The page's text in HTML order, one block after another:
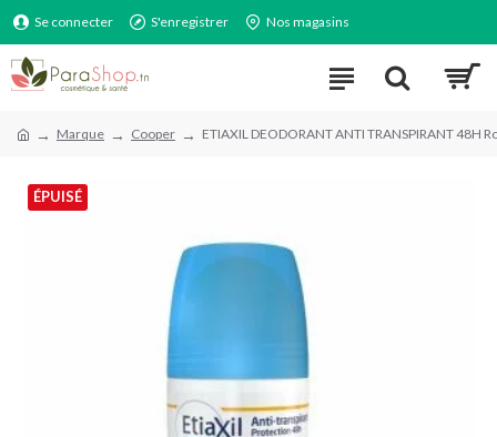
Se connecter S'enregistrer Nos magasins
Marque Cooper ETIAXIL DEODORANT ANTI TRANSPIRANT 48H
ÉPUISÉ